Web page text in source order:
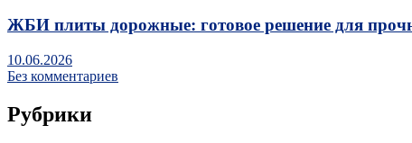
ЖБИ плиты дорожные: готовое решение для
10.06.2026
Без комментариев
Рубрики